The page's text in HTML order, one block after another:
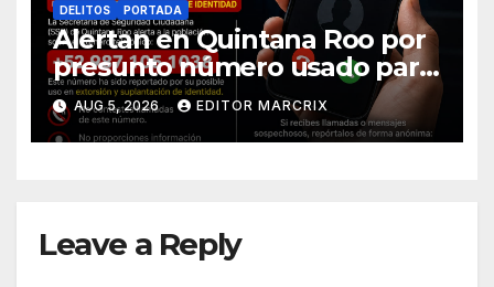
DELITOS PORTADA
Alertan en Quintana Roo por
presunto número usado para
extorsión y robo de identidad
AUG 5, 2026 EDITOR MARCRIX
Leave a Reply